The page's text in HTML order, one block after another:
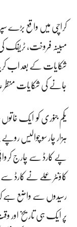
کراچی میں واقع بڑے
مبینہ فروخت، ٹریفک
شکایات کے بعد اب
جانے کی شکایات منظر
یکم جنوری کو ایک
ہزار چار سو چوالیس
پے کارڈ سے چارج
رسیدوں سے واضع ہے کہ
پر ایک ہی تاریخ اور